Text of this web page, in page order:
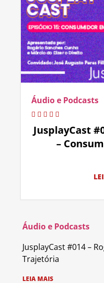
Áudio e Podcasts
JusplayCast
–
Áudio e Podcasts
JusplayCast #014 –
Trajetória
LEIA MAIS